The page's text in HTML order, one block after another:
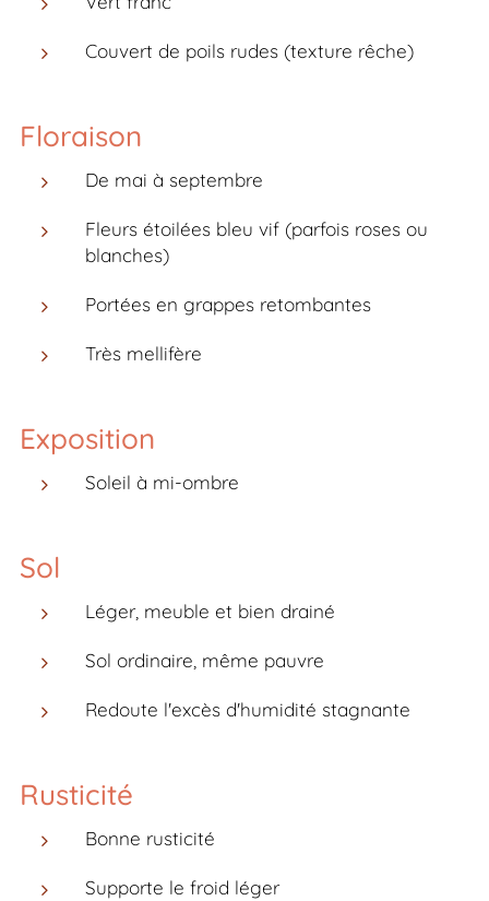
Couvert de poils rudes (texture rêche)
Floraison
De mai à septembre
Fleurs étoilées bleu vif (parfois roses ou
blanches)
Portées en grappes retombantes
Très mellifère
Exposition
Soleil à mi-ombre
Sol
Léger, meuble et bien drainé
Sol ordinaire, même pauvre
Redoute l'excès d'humidité stagnante
Rusticité
Bonne rusticité
Supporte le froid léger